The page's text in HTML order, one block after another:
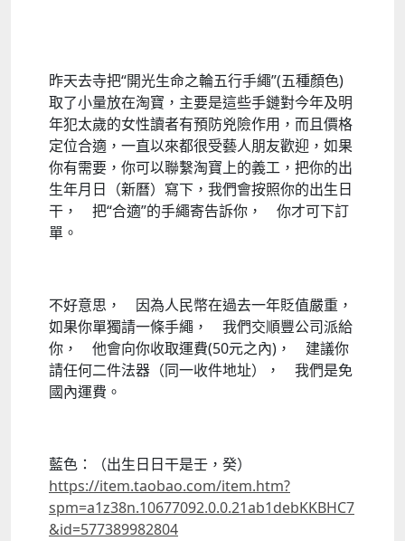
昨天去寺把“開光生命之輪五行手繩”(五種顏色)
取了小量放在淘寶，主要是這些手鏈對今年及明
年犯太歲的女性讀者有預防兇險作用，而且價格
定位合適，一直以來都很受藝人朋友歡迎，如果
你有需要，你可以聯繫淘寶上的義工，把你的出
生年月日（新曆）寫下，我們會按照你的出生日
干， 把“合適”的手繩寄告訴你， 你才可下訂
單。
不好意思， 因為人民幣在過去一年貶值嚴重，
如果你單獨請一條手繩， 我們交順豐公司派給
你， 他會向你收取運費(50元之內)， 建議你
請任何二件法器（同一收件地址）， 我們是免
國內運費。
藍色：（出生日日干是壬，癸）
https://item.taobao.com/item.htm?
spm=a1z38n.10677092.0.0.21ab1debKKBHC7
&id=577389982804